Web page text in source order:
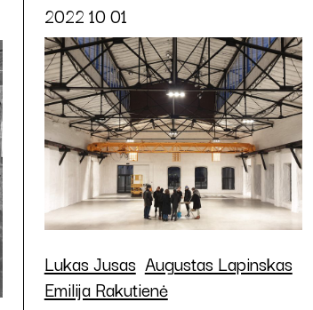
2022 10 01
Lukas Jusas Augustas Lapinskas
Emilija Rakutienė